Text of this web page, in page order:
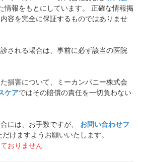
情報をもとにしています。 正確な情報掲
容を完全に保証するものではありませ
される場合は、事前に必ず該当の医院
損害について、ミーカンパニー株式会
ケアではその賠償の責任を一切負わない
には、お手数ですが、
お問い合わせフ
けますようお願いいたします。
おりません